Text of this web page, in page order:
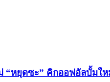
“หยุดซะ” คิกออฟอัลบั้มใ